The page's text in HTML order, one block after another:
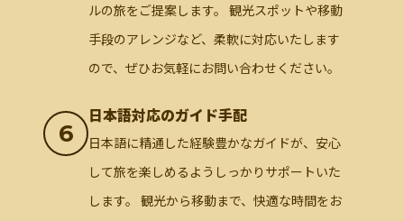
ルの旅をご提案します。 観光スポットや移動
手段のアレンジなど、柔軟に対応いたします
ので、ぜひお気軽にお問い合わせください。
6
日本語対応のガイド手配
日本語に精通した経験豊かなガイドが、安心
して旅を楽しめるようしっかりサポートいた
します。 観光から移動まで、快適な時間をお